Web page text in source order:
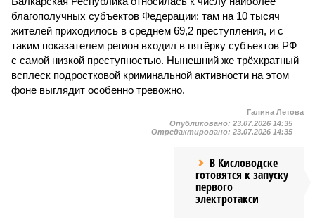
благополучных субъектов Федерации: там на 10 тысяч
жителей приходилось в среднем 69,2 преступления, и с
таким показателем регион входил в пятёрку субъектов РФ
с самой низкой преступностью. Нынешний же трёхкратный
всплеск подростковой криминальной активности на этом
фоне выглядит особенно тревожно.
Галина Летова
Опубликовано: 23.07.2026 14:35
Отредактировано: 23.07.2026 14:35
В Кисловодске
готовятся к запуску
первого
электротакси